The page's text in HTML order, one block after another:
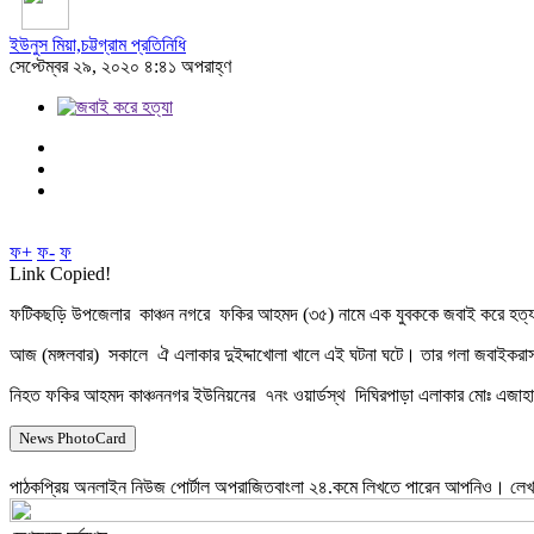
ইউনুস মিয়া,চট্টগ্রাম প্রতিনিধি
সেপ্টেম্বর ২৯, ২০২০ ৪:৪১ অপরাহ্ণ
ফ+ ফ- ফ
Link Copied!
ফটিকছড়ি উপজেলার কাঞ্চন নগরে ফকির আহমদ (৩৫) নামে এক যুবককে জবাই করে
আজ (মঙ্গলবার) সকালে ঐ এলাকার দুইদ্দাখোলা খালে এই ঘটনা ঘটে। তার গলা
নিহত ফকির আহমদ কাঞ্চননগর ইউনিয়নের ৭নং ওয়ার্ডস্থ দিঘিরপাড়া এলাকার মোঃ
News PhotoCard
পাঠকপ্রিয় অনলাইন নিউজ পোর্টাল অপরাজিতবাংলা ২৪.কমে লিখতে পারেন আপনিও।